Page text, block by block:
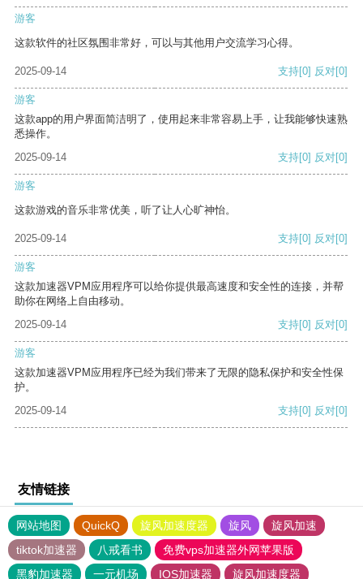
游客
这款软件的社区氛围非常好，可以与其他用户交流学习心得。
2025-09-14 支持[0] 反对[0]
游客
这款app的用户界面简洁明了，使用起来非常容易上手，让我能够快速熟
悉操作。
2025-09-14
支持[0] 反对[0]
游客
这款游戏的音乐非常优美，听了让人心旷神怡。
2025-09-14 支持[0] 反对[0]
游客
这款加速器VPM应用程序可以给你提供最高速度和安全性的连接，并帮
助你在网络上自由移动。
2025-09-14
支持[0] 反对[0]
游客
这款加速器VPM应用程序已经为我们带来了无限的隐私保护和安全性保
护。
2025-09-14
支持[0] 反对[0]
友情链接
网站地图 QuickQ 旋风加速度器 旋风
旋风加速
tiktok加速器
八戒看书
免费vps加速器外网苹果版
黑豹加速器
一元机场 IOS加速器 旋风加速度器